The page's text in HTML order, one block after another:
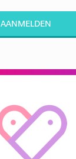
AANMELDEN